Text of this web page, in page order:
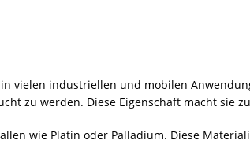
vielen industriellen und mobilen
zu werden. Diese Eigenschaft macht sie
wie Platin oder Palladium. Diese